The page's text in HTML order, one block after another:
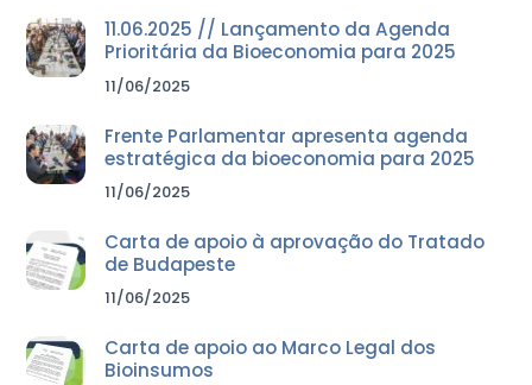
11.06.2025 // Lançamento da Agenda
Prioritária da Bioeconomia para 2025
11/06/2025
Frente Parlamentar apresenta agenda
estratégica da bioeconomia para 2025
11/06/2025
Carta de apoio à aprovação do Tratado
de Budapeste
11/06/2025
Carta de apoio ao Marco Legal dos
Bioinsumos